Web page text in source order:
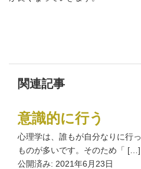
関連記事
意識的に行う
心理学は、誰もが自分なりに行
ものが多いです。そのため「 […]
公開済み: 2021年6月23日